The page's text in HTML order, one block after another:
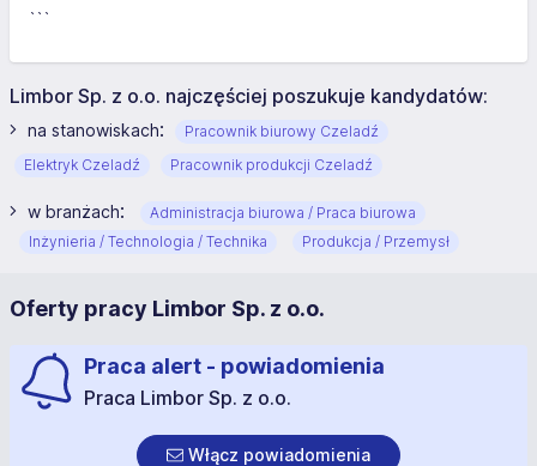
```
Limbor Sp. z o.o. najczęściej poszukuje kandydatów:
na stanowiskach:
Pracownik biurowy Czeladź
Elektryk Czeladź
Pracownik produkcji Czeladź
w branżach:
Administracja biurowa / Praca biurowa
Inżynieria / Technologia / Technika
Produkcja / Przemysł
Oferty pracy Limbor Sp. z o.o.
Praca alert - powiadomienia
Praca Limbor Sp. z o.o.
Włącz powiadomienia